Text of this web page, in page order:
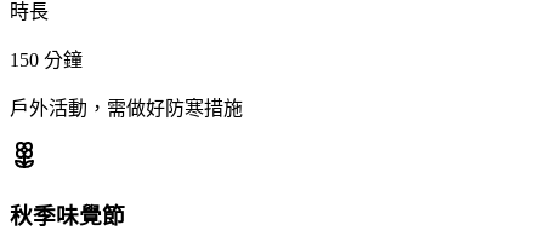
時長
150 分鐘
戶外活動，需做好防寒措施
秋季味覺節